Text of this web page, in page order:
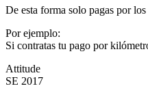
De esta forma solo pagas por
Por ejemplo:
Si contratas tu pago por
Attitude
SE 2017